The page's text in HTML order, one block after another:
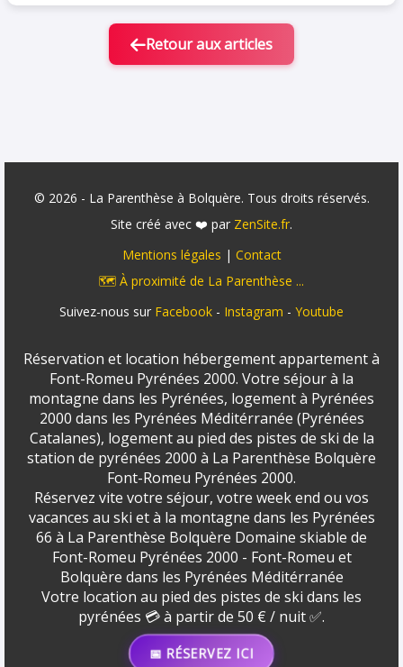
Retour aux articles
© 2026 - La Parenthèse à Bolquère. Tous droits réservés.
Site créé avec ❤️ par ZenSite.fr.
Mentions légales | Contact
🗺️ À proximité de La Parenthèse ...
Suivez-nous sur Facebook - Instagram - Youtube
Réservation et location hébergement appartement à
Font-Romeu Pyrénées 2000. Votre séjour à la
montagne dans les Pyrénées, logement à Pyrénées
2000 dans les Pyrénées Méditérranée (Pyrénées
Catalanes), logement au pied des pistes de ski de la
station de pyrénées 2000 à La Parenthèse Bolquère
Font-Romeu Pyrénées 2000.
Réservez vite votre séjour, votre week end ou vos
vacances au ski et à la montagne dans les Pyrénées
66 à La Parenthèse Bolquère Domaine skiable de
Font-Romeu Pyrénées 2000 - Font-Romeu et
Bolquère dans les Pyrénées Méditérranée
Votre location au pied des pistes de ski dans les
pyrénées 💳 à partir de 50 € / nuit ✅.
📅 RÉSERVEZ ICI